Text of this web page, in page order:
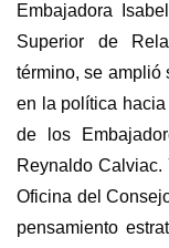
Embajadora
Superior de
término, se amplió
en la política
de los
Reynaldo Calviac.
Oficina del
pensamiento